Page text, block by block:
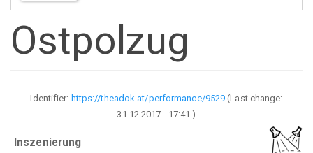
Ostpolzug
Identifier: https://theadok.at/performance/9529 (Last change:
31.12.2017 - 17:41 )
Inszenierung